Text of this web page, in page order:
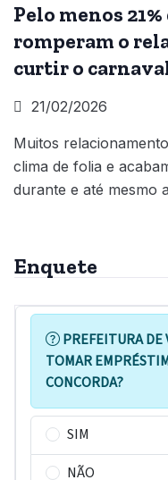
Pelo menos
romperam o
curtir o
21/02/2026
Muitos
clima de folia e
durante e até mesmo
Enquete